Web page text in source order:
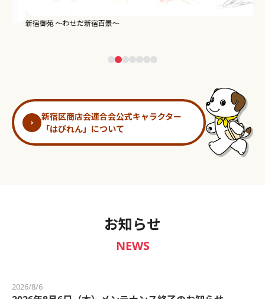
新宿御苑 ～わせだ新宿百景～
新宿区商店会連合会公式キャラクター
「はぴれん」について
お知らせ
NEWS
2026/8/6